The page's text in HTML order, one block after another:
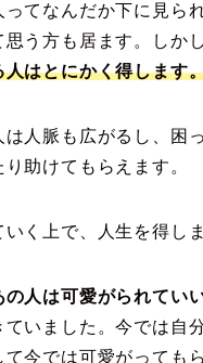
てなんだか下に見ら
思う方も居ます。しか
人はとにかく得します
は人脈も広がるし、困
助けてもらえます。
く上で、人生を得しま
の人は可愛がられてい
ていました。今では自
今では可愛がっても